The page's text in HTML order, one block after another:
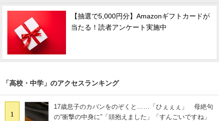
【抽選で5,000円分】Amazonギフトカードが
当たる！読者アンケート実施中
「高校・中学」のアクセスランキング
1
17歳息子のカバンをのぞくと……「ひぇぇぇ」 母絶句
の“衝撃の中身に”「頭抱えました」「すんごいですね」